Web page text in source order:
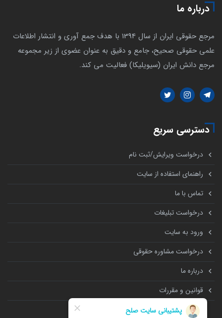
درباره ما
مرجع حقوقی ایران از سال 1394 با هدف جمع آوری و انتشار اطلاعات
علمی حقوقی صحیح، جامع و دقیق به عنوان عضوی از زیر مجموعه
مرجع دانش ایران (سیویلیکا) فعالیت می کند.
دسترسی سریع
درخواست ویرایش/ثبت نام
راهنمای استفاده از سایت
تماس با ما
درخواست تبلیغات
ورود به سایت
درخواست مشاوره حقوقی
درباره ما
قوانین و مقررات